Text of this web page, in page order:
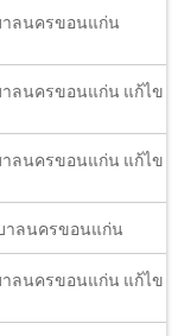
าลนครขอนแก่น
าลนครขอนแก่น แก้ไข
าลนครขอนแก่น แก้ไข
าลนครขอนแก่น
าลนครขอนแก่น แก้ไข